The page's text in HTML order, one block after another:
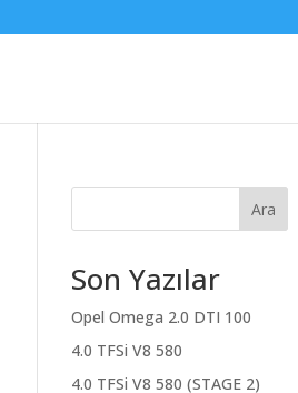
Ara
Son Yazılar
Opel Omega 2.0 DTI 100
4.0 TFSi V8 580
4.0 TFSi V8 580 (STAGE 2)